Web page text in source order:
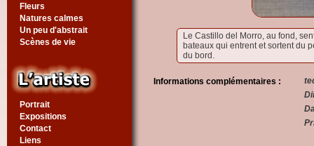
Fleurs
Natures calmes
Un peu d'abstrait
Scènes de vie
Portrait
Expositions
Contact
Liens
Le Castillo del Morro, au fond,
bateaux qui entrent et sortent du
du bord.
Informations complémentaires :